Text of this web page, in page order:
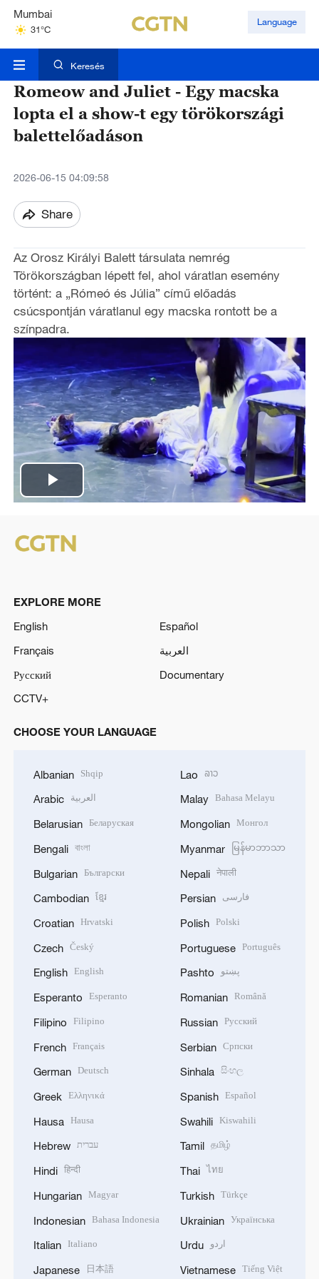
Mumbai
31°C
Kuala Lumpur
Language
Keresés
Romeow and Juliet - Egy macska
lopta el a show-t egy törökországi
balettelőadáson
2026-06-15 04:09:58
Share
Az Orosz Királyi Balett társulata nemrég
Törökországban lépett fel, ahol váratlan esemény
történt: a „Rómeó és Júlia” című előadás
csúcspontján váratlanul egy macska rontott be a
színpadra.
P
a
y
i
EXPLORE MORE
English
Español
Français
العربية
Русский
Documentary
CCTV+
CHOOSE YOUR LANGUAGE
Albanian Shqip
Arabic العربية
Belarusian Беларуская
Bengali বাংলা
Bulgarian Български
Cambodian ខ្មែរ
Croatian Hrvatski
Czech Český
English English
Esperanto Esperanto
Filipino Filipino
French Français
German Deutsch
Greek Ελληνικά
Hausa Hausa
Hebrew עברית
Hindi हिन्दी
Hungarian Magyar
Indonesian Bahasa Indonesia
Italian Italiano
Japanese 日本語
Lao ລາວ
Malay Bahasa Melayu
Mongolian Монгол
Myanmar မြန်မာဘာသာ
Nepali नेपाली
Persian فارسی
Polish Polski
Portuguese Português
Pashto پښتو
Romanian Română
Russian Русский
Serbian Српски
Sinhala සිංහල
Spanish Español
Swahili Kiswahili
Tamil தமிழ்
Thai ไทย
Turkish Türkçe
Ukrainian Українська
Urdu اردو
Vietnamese Tiếng Việt